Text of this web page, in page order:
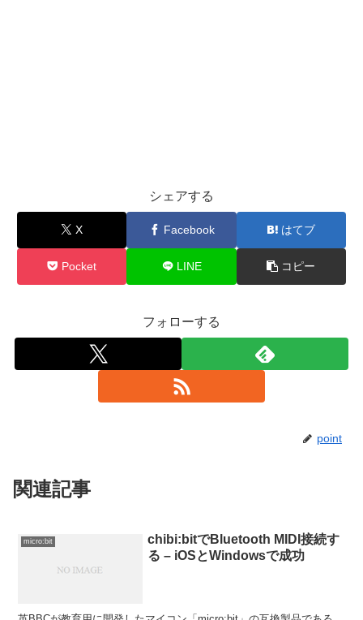
シェアする
X Facebook はてブ
Pocket LINE コピー
フォローする
point
関連記事
micro:bit
chibi:bitでBluetooth MIDI接続す
る – iOSとWindowsで成功